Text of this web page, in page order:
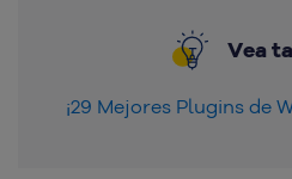
Vea
¡29 Mejores Plugins de